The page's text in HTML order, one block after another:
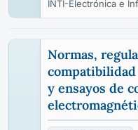
INTI-Electrónica e
Normas,
y ensayos de